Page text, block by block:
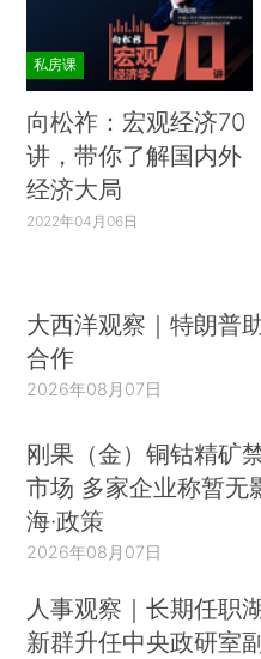
私房课
向松祚：宏观经济70
讲，带你了解国内外
经济大局
2022年04月06日
大西洋观察｜特朗普
合作
2026年08月07日
刚果（金）铜钴精矿
市场 多家企业称暂无
海·政策
2026年08月07日
人事观察｜长期任职
新群升任中央政研室